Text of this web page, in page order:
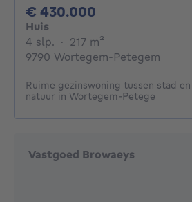
€ 430.000
Huis
4 slp. 4 slaapkamers
· 217 m²
9790 Wortegem-Petegem
Ruime gezinswoning tussen stad en
natuur in Wortegem-Petege
Vastgoed Browaeys